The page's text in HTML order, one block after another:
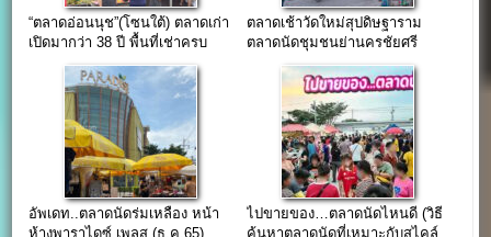
“ตลาดอ่อนนุช”(โซนใต้) ตลาดเก่า
เปิดมากว่า 38 ปี พื้นที่เช่าครบ
ตลาดเช้าวัดใหม่สุปดิษฐาราม
ตลาดนัดชุมชนย่านครชัยศรี
อัพเดท..ตลาดนัดร่มเหลือง หน้า
ห้างพาราไดซ์ เพลส (ธ.ค.65)
ไปขายของ…ตลาดนัดไหนดี (วิธี
ค้นหาตลาดนัดที่เหมาะกับสไคล์